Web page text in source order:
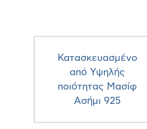
Κατασκευασμένο
από Υψηλής
ποιότητας Μασίφ
Ασήμι 925